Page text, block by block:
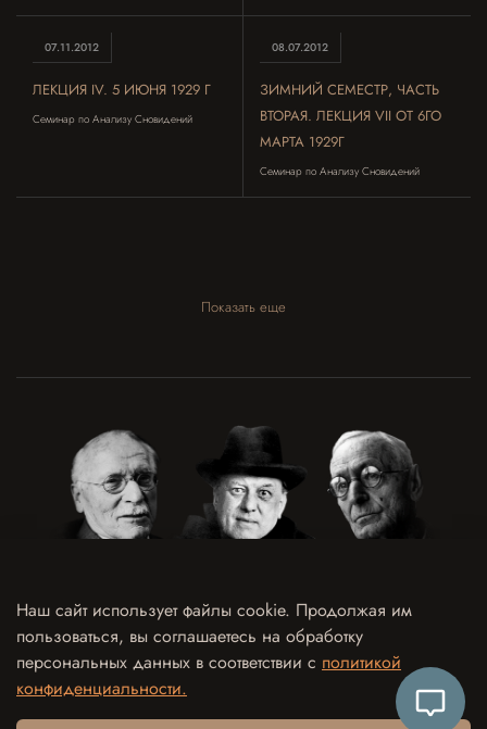
07.11.2012
ЛЕКЦИЯ IV. 5 ИЮНЯ 1929 Г
Семинар по Анализу Сновидений
08.07.2012
ЗИМНИЙ СЕМЕСТР, ЧАСТЬ
ВТОРАЯ. ЛЕКЦИЯ VII ОТ 6ГО
МАРТА 1929Г
Семинар по Анализу Сновидений
Показать еще
Договор оферты
Политика конфиденциальности и обработки персональных данных
Согласие на обработку персональных данных
Согласие на рекламно-информационные рассылки
Согласие на использование отзыва в рекламных целях
Наш сайт использует файлы cookie. Продолжая им
пользоваться, вы соглашаетесь на обработку
персональных данных в соответствии с политикой
конфиденциальности.